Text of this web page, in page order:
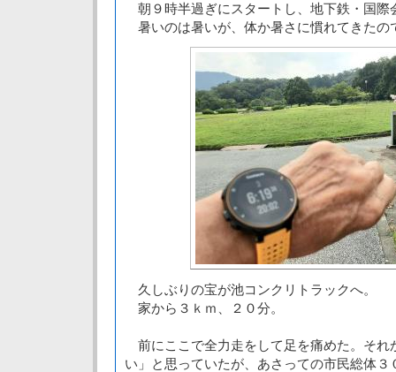
朝９時半過ぎにスタートし、地下鉄・国際
暑いのは暑いが、体か暑さに慣れてきたの
久しぶりの宝が池コンクリトラックへ。
家から３ｋｍ、２０分。
前にここで全力走をして足を痛めた。それ
い」と思っていたが、あさっての市民総体